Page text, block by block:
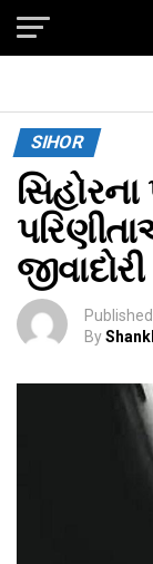
SIHOR
Published
By